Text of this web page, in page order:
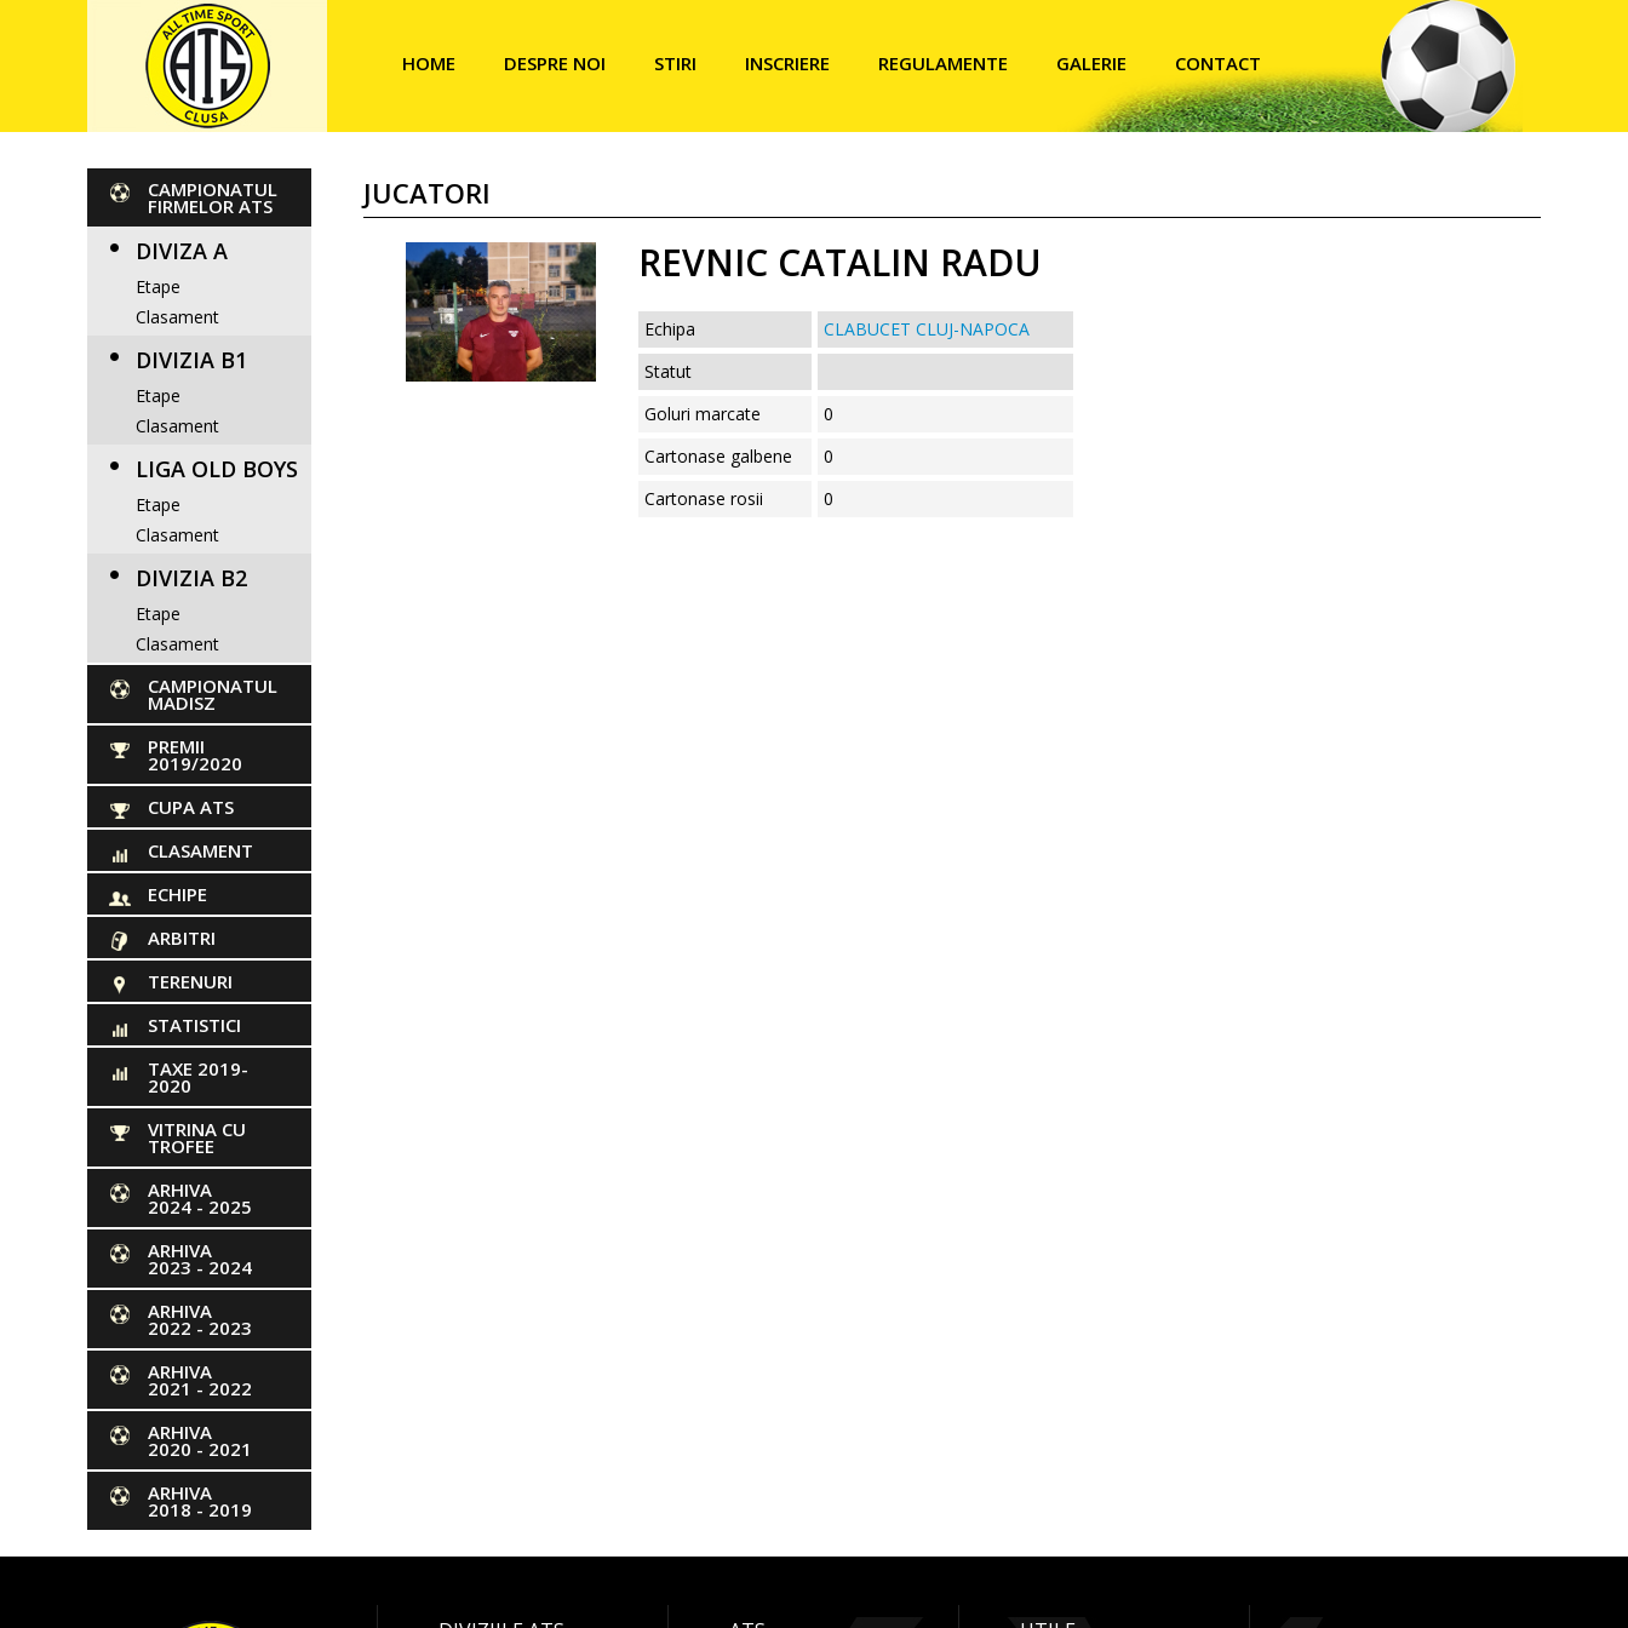
HOME DESPRE NOI STIRI INSCRIERE REGULAMENTE GALERIE CONTACT
CAMPIONATUL
FIRMELOR ATS
DIVIZA A
Etape
Clasament
DIVIZIA B1
Etape
Clasament
LIGA OLD BOYS
Etape
Clasament
DIVIZIA B2
Etape
Clasament
CAMPIONATUL
MADISZ
PREMII
2019/2020
CUPA ATS
CLASAMENT
ECHIPE
ARBITRI
TERENURI
STATISTICI
TAXE 2019-
2020
VITRINA CU
TROFEE
ARHIVA
2024 - 2025
ARHIVA
2023 - 2024
ARHIVA
2022 - 2023
ARHIVA
2021 - 2022
ARHIVA
2020 - 2021
ARHIVA
2018 - 2019
JUCATORI
REVNIC CATALIN RADU
Echipa
CLABUCET CLUJ-NAPOCA
Statut
Goluri marcate
0
Cartonase galbene
0
Cartonase rosii
0